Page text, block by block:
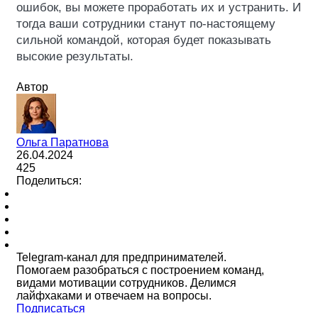
ошибок, вы можете проработать их и устранить. И
тогда ваши сотрудники станут по-настоящему
сильной командой, которая будет показывать
высокие результаты.
Автор
Ольга Паратнова
26.04.2024
425
Поделиться:
Telegram-канал для предпринимателей.
Помогаем разобраться с построением команд,
видами мотивации сотрудников. Делимся
лайфхаками и отвечаем на вопросы.
Подписаться